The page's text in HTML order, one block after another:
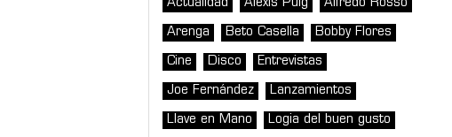
Actualidad Alexis Puig Alfredo Rosso
Arenga Beto Casella Bobby Flores
Cine Disco Entrevistas
Joe Fernández Lanzamientos
Llave en Mano Logia del buen gusto